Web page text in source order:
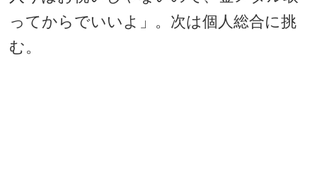
ってからでいいよ」。次は個人総合に挑
む。